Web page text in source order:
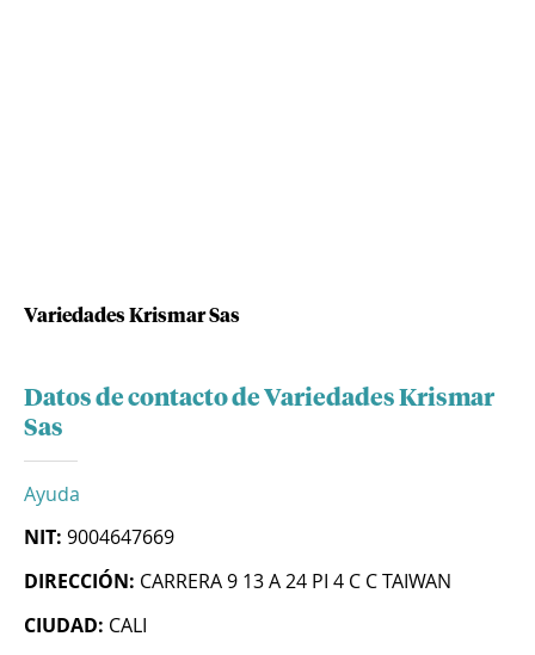
Variedades Krismar Sas
Datos de contacto de Variedades Krismar
Sas
Ayuda
NIT: 9004647669
DIRECCIÓN: CARRERA 9 13 A 24 PI 4 C C TAIWAN
CIUDAD: CALI